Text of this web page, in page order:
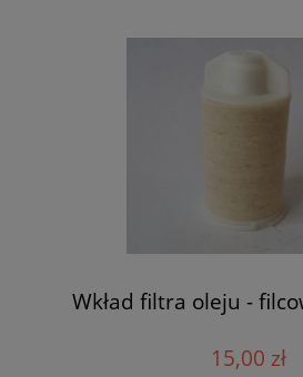
Wkład filtra oleju -
15,00 zł